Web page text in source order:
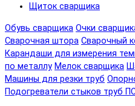
Щиток сварщика
Обувь сварщика Очки
Сварочная штора Сварочный
Карандаши для измерения
по металлу Мелок сварщика
Машины для резки труб
Подогреватели стыков труб